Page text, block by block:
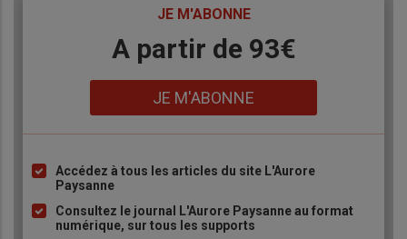
JE M'ABONNE
A partir de 93€
JE M'ABONNE
Liste
puce
Accédez à tous les articles du site L'Aurore
Paysanne
Consultez le journal L'Aurore Paysanne au format
numérique, sur tous les supports